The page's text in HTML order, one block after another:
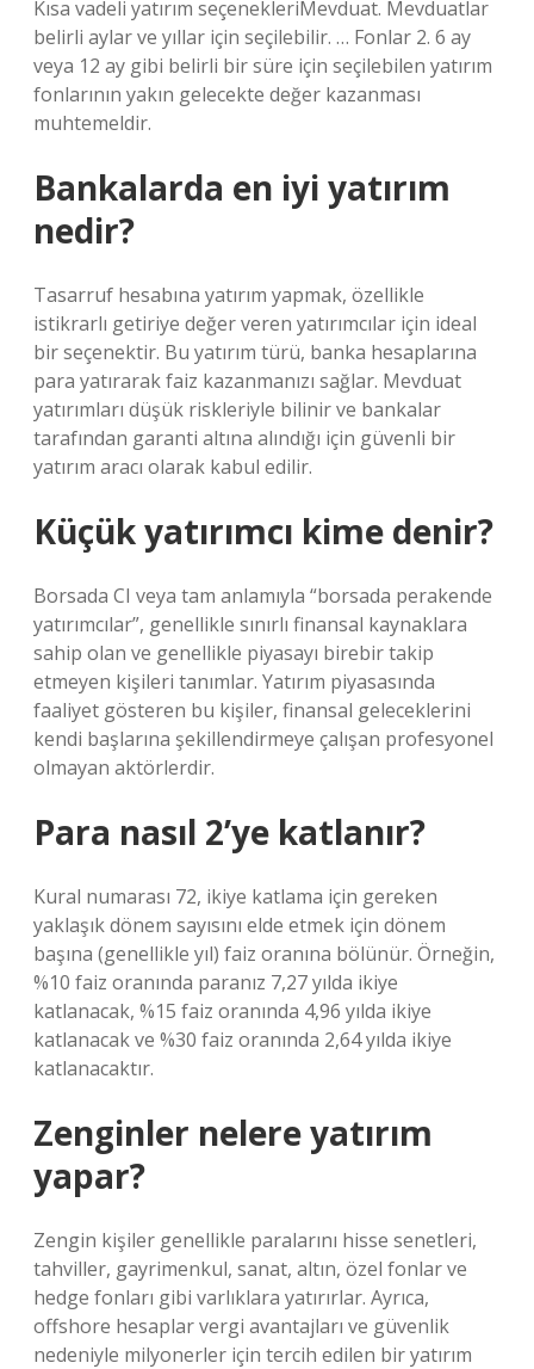
Kısa vadeli yatırım seçenekleriMevduat. Mevduatlar
belirli aylar ve yıllar için seçilebilir. … Fonlar 2. 6 ay
veya 12 ay gibi belirli bir süre için seçilebilen yatırım
fonlarının yakın gelecekte değer kazanması
muhtemeldir.
Bankalarda en iyi yatırım
nedir?
Tasarruf hesabına yatırım yapmak, özellikle
istikrarlı getiriye değer veren yatırımcılar için ideal
bir seçenektir. Bu yatırım türü, banka hesaplarına
para yatırarak faiz kazanmanızı sağlar. Mevduat
yatırımları düşük riskleriyle bilinir ve bankalar
tarafından garanti altına alındığı için güvenli bir
yatırım aracı olarak kabul edilir.
Küçük yatırımcı kime denir?
Borsada CI veya tam anlamıyla “borsada perakende
yatırımcılar”, genellikle sınırlı finansal kaynaklara
sahip olan ve genellikle piyasayı birebir takip
etmeyen kişileri tanımlar. Yatırım piyasasında
faaliyet gösteren bu kişiler, finansal geleceklerini
kendi başlarına şekillendirmeye çalışan profesyonel
olmayan aktörlerdir.
Para nasıl 2’ye katlanır?
Kural numarası 72, ikiye katlama için gereken
yaklaşık dönem sayısını elde etmek için dönem
başına (genellikle yıl) faiz oranına bölünür. Örneğin,
%10 faiz oranında paranız 7,27 yılda ikiye
katlanacak, %15 faiz oranında 4,96 yılda ikiye
katlanacak ve %30 faiz oranında 2,64 yılda ikiye
katlanacaktır.
Zenginler nelere yatırım
yapar?
Zengin kişiler genellikle paralarını hisse senetleri,
tahviller, gayrimenkul, sanat, altın, özel fonlar ve
hedge fonları gibi varlıklara yatırırlar. Ayrıca,
offshore hesaplar vergi avantajları ve güvenlik
nedeniyle milyonerler için tercih edilen bir yatırım